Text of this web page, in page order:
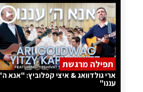
תפילה מרגשת
ארי גולדוואג & איצי קפלוביץ: "אנא ה'
עננו"